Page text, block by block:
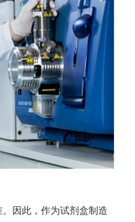
因此，作为试剂盒制造